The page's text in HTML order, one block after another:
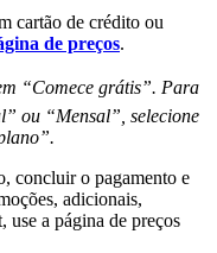
cartão de crédito ou
de preços.
“Comece grátis”. Para
ou “Mensal”, selecione
concluir o pagamento e
adicionais,
a página de preços